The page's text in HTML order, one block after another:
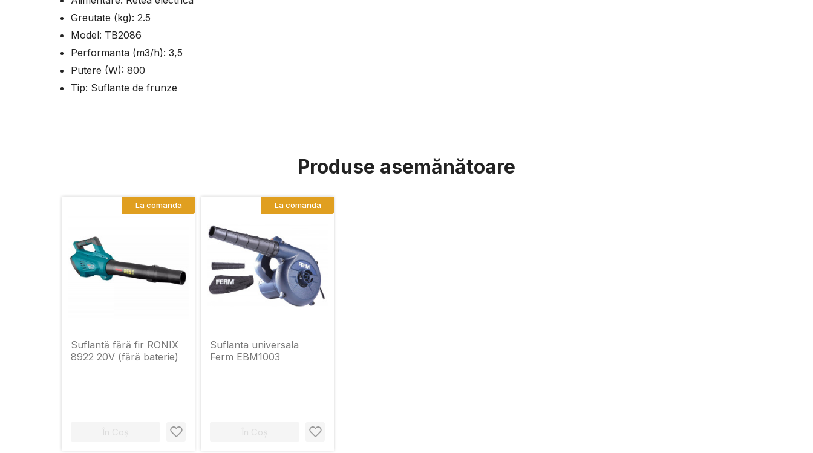
Greutate (kg): 2.5
Model: TB2086
Performanta (m3/h): 3,5
Putere (W): 800
Tip: Suflante de frunze
Produse asemănătoare
Suflantă fără fir RONIX
8922 20V (fără baterie)
În Coș
La comanda
Suflanta universala
Ferm EBM1003
În Coș
La comanda